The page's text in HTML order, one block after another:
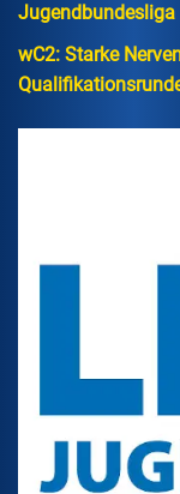
Jugendbundesliga
wC2: Starke